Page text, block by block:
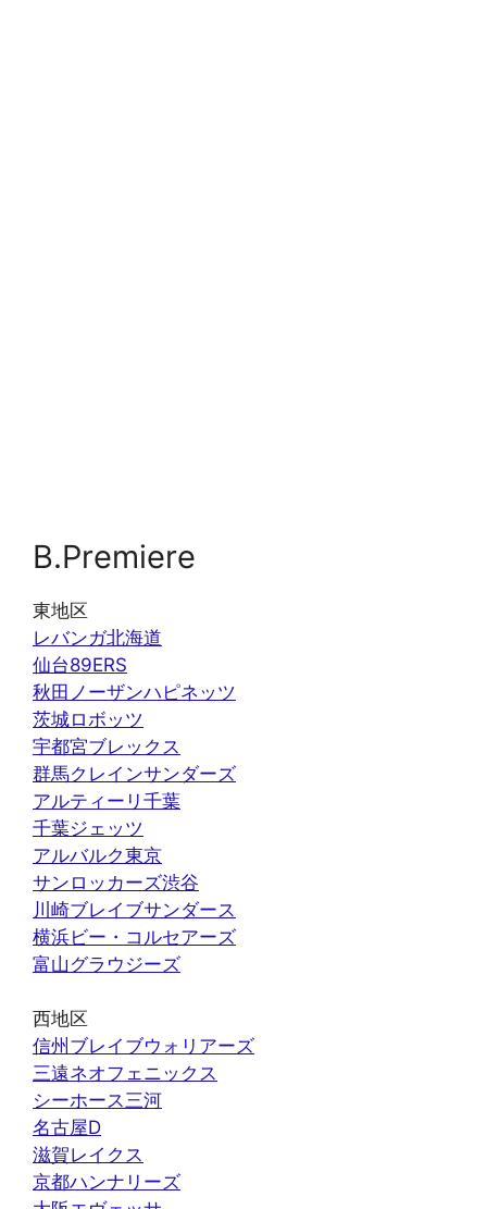
B.Premiere
東地区
レバンガ北海道
仙台89ERS
秋田ノーザンハピネッツ
茨城ロボッツ
宇都宮ブレックス
群馬クレインサンダーズ
アルティーリ千葉
千葉ジェッツ
アルバルク東京
サンロッカーズ渋谷
川崎ブレイブサンダース
横浜ビー・コルセアーズ
富山グラウジーズ
西地区
信州ブレイブウォリアーズ
三遠ネオフェニックス
シーホース三河
名古屋D
滋賀レイクス
京都ハンナリーズ